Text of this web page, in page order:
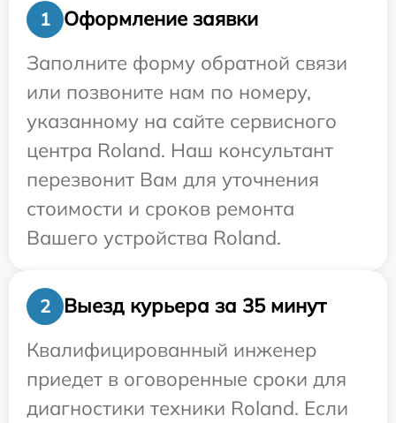
1
Оформление заявки
Заполните форму обратной связи
или позвоните нам по номеру,
указанному на сайте сервисного
центра Roland. Наш консультант
перезвонит Вам для уточнения
стоимости и сроков ремонта
Вашего устройства Roland.
2
Выезд курьера за 35 минут
Квалифицированный инженер
приедет в оговоренные сроки для
диагностики техники Roland. Если